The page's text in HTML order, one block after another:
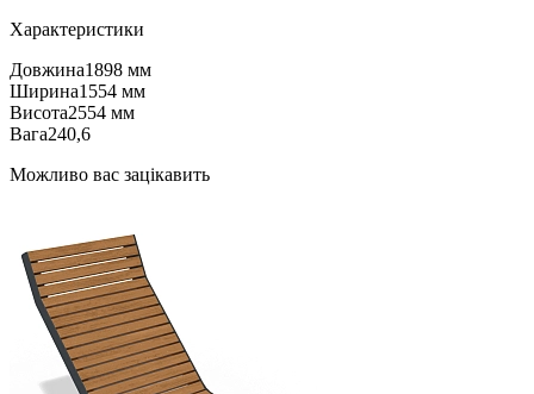
Характеристики
Довжина1898 мм
Ширина1554 мм
Висота2554 мм
Вага240,6
Можливо вас зацікавить